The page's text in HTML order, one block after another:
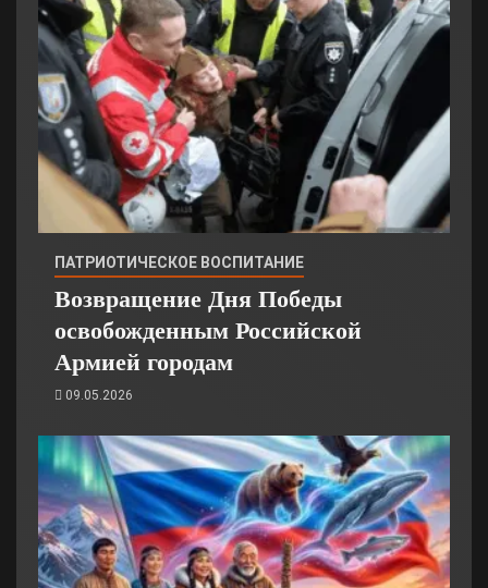
ПАТРИОТИЧЕСКОЕ ВОСПИТАНИЕ
Возвращение Дня Победы
освобожденным Российской
Армией городам
09.05.2026